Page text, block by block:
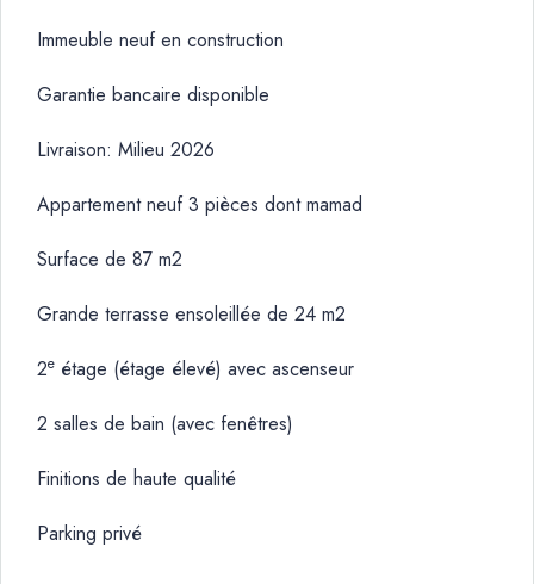
Immeuble neuf en construction
Garantie bancaire disponible
Livraison: Milieu 2026
Appartement neuf 3 pièces dont mamad
Surface de 87 m2
Grande terrasse ensoleillée de 24 m2
2e étage (étage élevé) avec ascenseur
2 salles de bain (avec fenêtres)
Finitions de haute qualité
Parking privé